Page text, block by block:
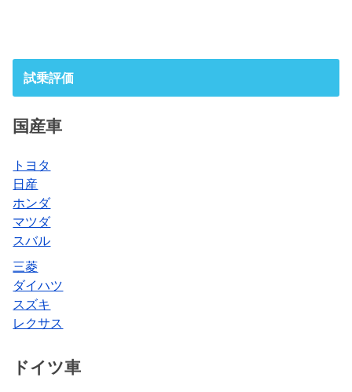
試乗評価
国産車
トヨタ
日産
ホンダ
マツダ
スバル
三菱
ダイハツ
スズキ
レクサス
ドイツ車